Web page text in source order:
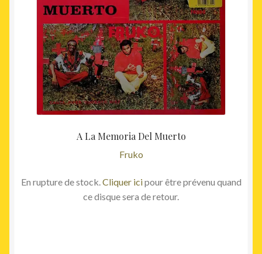
A La Memoria Del Muerto
Fruko
En rupture de stock.Cliquer icipour être prévenu quand
ce disque sera de retour.